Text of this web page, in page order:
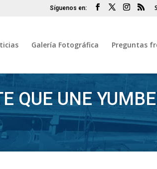
Galería Fotográfica Preguntas
QUE UNE